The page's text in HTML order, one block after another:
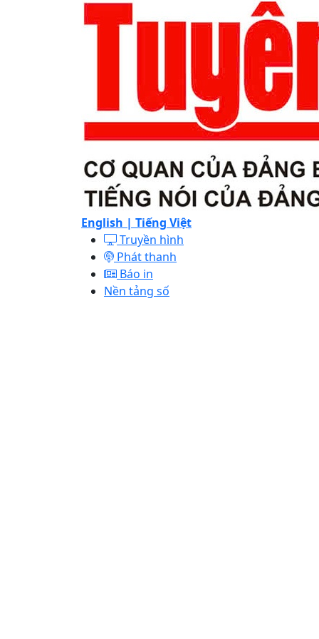
English | Tiếng Việt
Truyền hình
Phát thanh
Báo in
Nền tảng số